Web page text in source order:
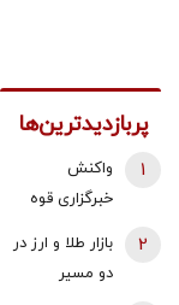
پربازدیدترین‌ها
واکنش
خبرگزاری قوه
ادعای نماینده
مجلس درباره
1
بازار طلا و ارز در
دو مسیر
2